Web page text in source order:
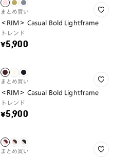
まとめ買い
＜RIM＞ Casual Bold Lightframe
トレンド
¥5,900
まとめ買い
＜RIM＞ Casual Bold Lightframe
トレンド
¥5,900
まとめ買い